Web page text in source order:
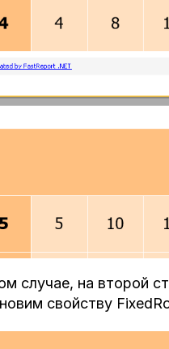
случае, на второй
свойству